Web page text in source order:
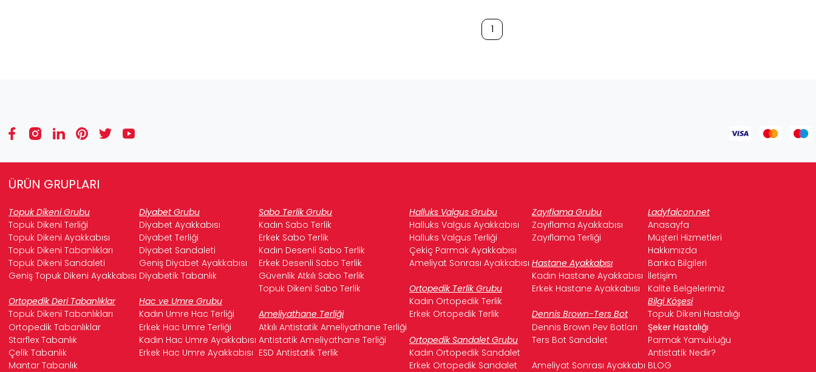
1
ÜRÜN GRUPLARI
Topuk Dikeni Grubu Diyabet Grubu Sabo Terlik Grubu Halluks Valgus Grubu Zayıflama Grubu
Ladyfalcon.net
Topuk Dikeni Terliği
Diyabet Ayakkabısı Kadın Sabo Terlik Halluks Valgus Ayakkabısı Zayıflama Ayakkabısı
Anasayfa
Topuk Dikeni Ayakkabısı
Diyabet Terliği Erkek Sabo Terlik Halluks Valgus Terliği Zayıflama Terliği
Müşteri Hizmetleri
Topuk Dikeni Tabanlıkları
Diyabet Sandaleti Kadın Desenli Sabo Terlik Çekiç Parmak Ayakkabısı
Hakkımızda
Topuk Dikeni Sandaleti
Geniş Diyabet Ayakkabısı Erkek Desenli Sabo Terlik Ameliyat Sonrası Ayakkabısı Hastane Ayakkabısı
Banka Bilgileri
Geniş Topuk Dikeni Ayakkabısı Diyabetik Tabanlık Güvenlik Atkılı Sabo Terlik Kadın Hastane Ayakkabısı İletişim
Topuk Dikeni Sabo Terlik
Ortopedik Terlik Grubu Erkek Hastane Ayakkabısı
Kalite Belgelerimiz
Ortopedik Deri Tabanlıklar
Hac ve Umre Grubu Kadın Ortopedik Terlik
Bilgi Köşesi
Topuk Dikeni Tabanlıkları
Kadın Umre Hac Terliği Ameliyathane Terliği Erkek Ortopedik Terlik Dennis Brown-Ters Bot
Topuk Dikeni Hastalığı
Ortopedik Tabanlıklar
Erkek Hac Umre Terliği Atkılı Antistatik Ameliyathane Terliği Dennis Brown Pev Botları
Şeker Hastalığı
Starflex Tabanlık
Kadın Hac Umre Ayakkabısı Antistatik Ameliyathane Terliği Ortopedik Sandalet Grubu Ters Bot Sandalet
Parmak Yamukluğu
Çelik Tabanlık
Erkek Hac Umre Ayakkabısı ESD Antistatik Terlik Kadın Ortopedik Sandalet
Antistatik Nedir?
Mantar Tabanlık
Erkek Ortopedik Sandalet Ameliyat Sonrası Ayakkabı BLOG